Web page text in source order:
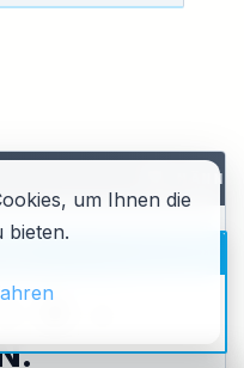
🛡️
um Ihnen die
bieten.